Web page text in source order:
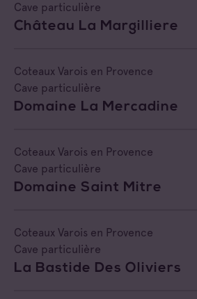
Cave particulière
Château La Margilliere
Coteaux Varois en Provence
Cave particulière
Domaine La Mercadine
Coteaux Varois en Provence
Cave particulière
Domaine Saint Mitre
Coteaux Varois en Provence
Cave particulière
La Bastide Des Oliviers